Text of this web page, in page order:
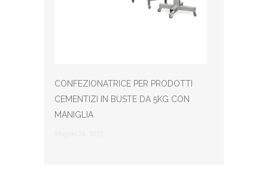
CONFEZIONATRICE PER PRODOTTI
CEMENTIZI IN BUSTE DA 5KG CON
MANIGLIA